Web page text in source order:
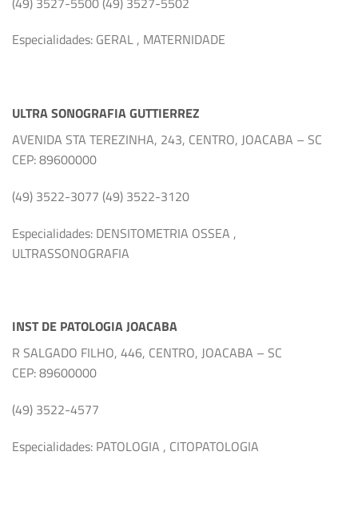
Especialidades: GERAL , MATERNIDADE
ULTRA SONOGRAFIA GUTTIERREZ
AVENIDA STA TEREZINHA, 243, CENTRO, JOACABA – SC
CEP: 89600000
(49) 3522-3077 (49) 3522-3120
Especialidades: DENSITOMETRIA OSSEA ,
ULTRASSONOGRAFIA
INST DE PATOLOGIA JOACABA
R SALGADO FILHO, 446, CENTRO, JOACABA – SC
CEP: 89600000
(49) 3522-4577
Especialidades: PATOLOGIA , CITOPATOLOGIA